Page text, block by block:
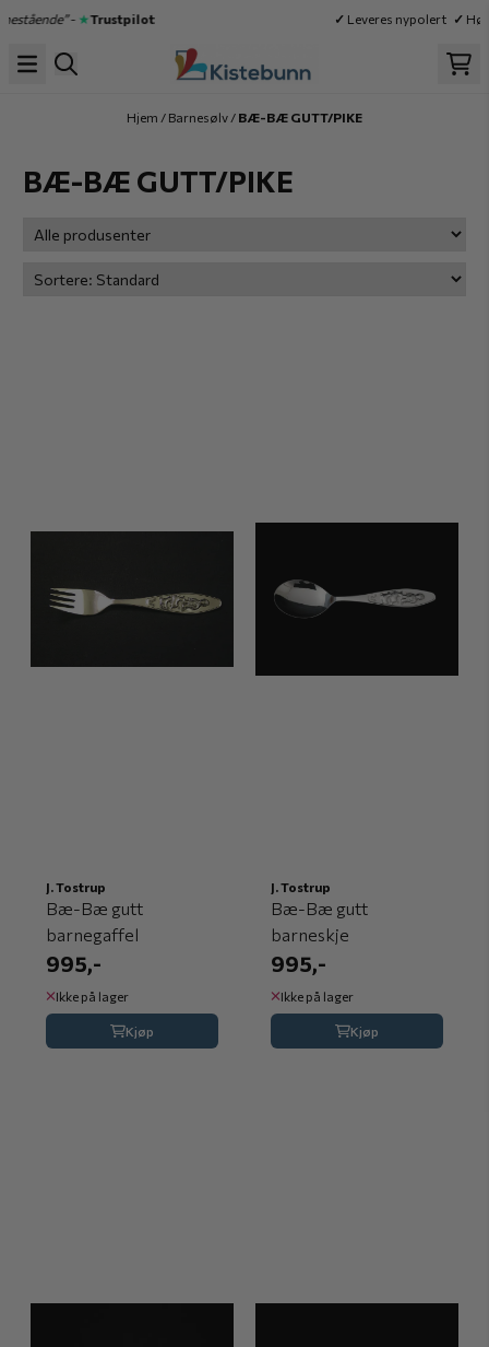
Hopp til innhold
-★Trustpilot ✓Leveres nypolert ✓
Hjem / Barnesølv / BÆ-BÆ GUTT/PIKE
BÆ-BÆ GUTT/PIKE
J. Tostrup
Bæ-Bæ gutt
barnegaffel
995,-
Ikke på lager
Kjøp
J. Tostrup
Bæ-Bæ gutt
barneskje
995,-
Ikke på lager
Kjøp